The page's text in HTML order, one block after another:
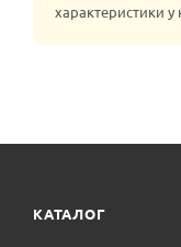
характеристики
КАТАЛОГ